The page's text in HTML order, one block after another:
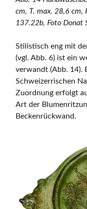
cm, T. max. 28,6 cm,
137.22b, Foto Donat
Stilistisch eng mit
(vgl. Abb. 6) ist ein
verwandt (Abb. 14).
Schweizerrischen
Zuordnung erfolgt
Art der
Beckenrückwand.